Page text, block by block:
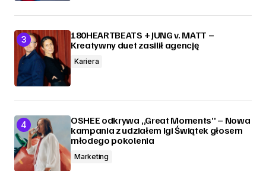
180HEARTBEATS + JUNG v. MATT –
Kreatywny duet zasilił agencję
Kariera
OSHEE odkrywa „Great Moments” – Nowa
kampania z udziałem Igi Świątek głosem
młodego pokolenia
Marketing